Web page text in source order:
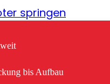
springen
bis Aufbau